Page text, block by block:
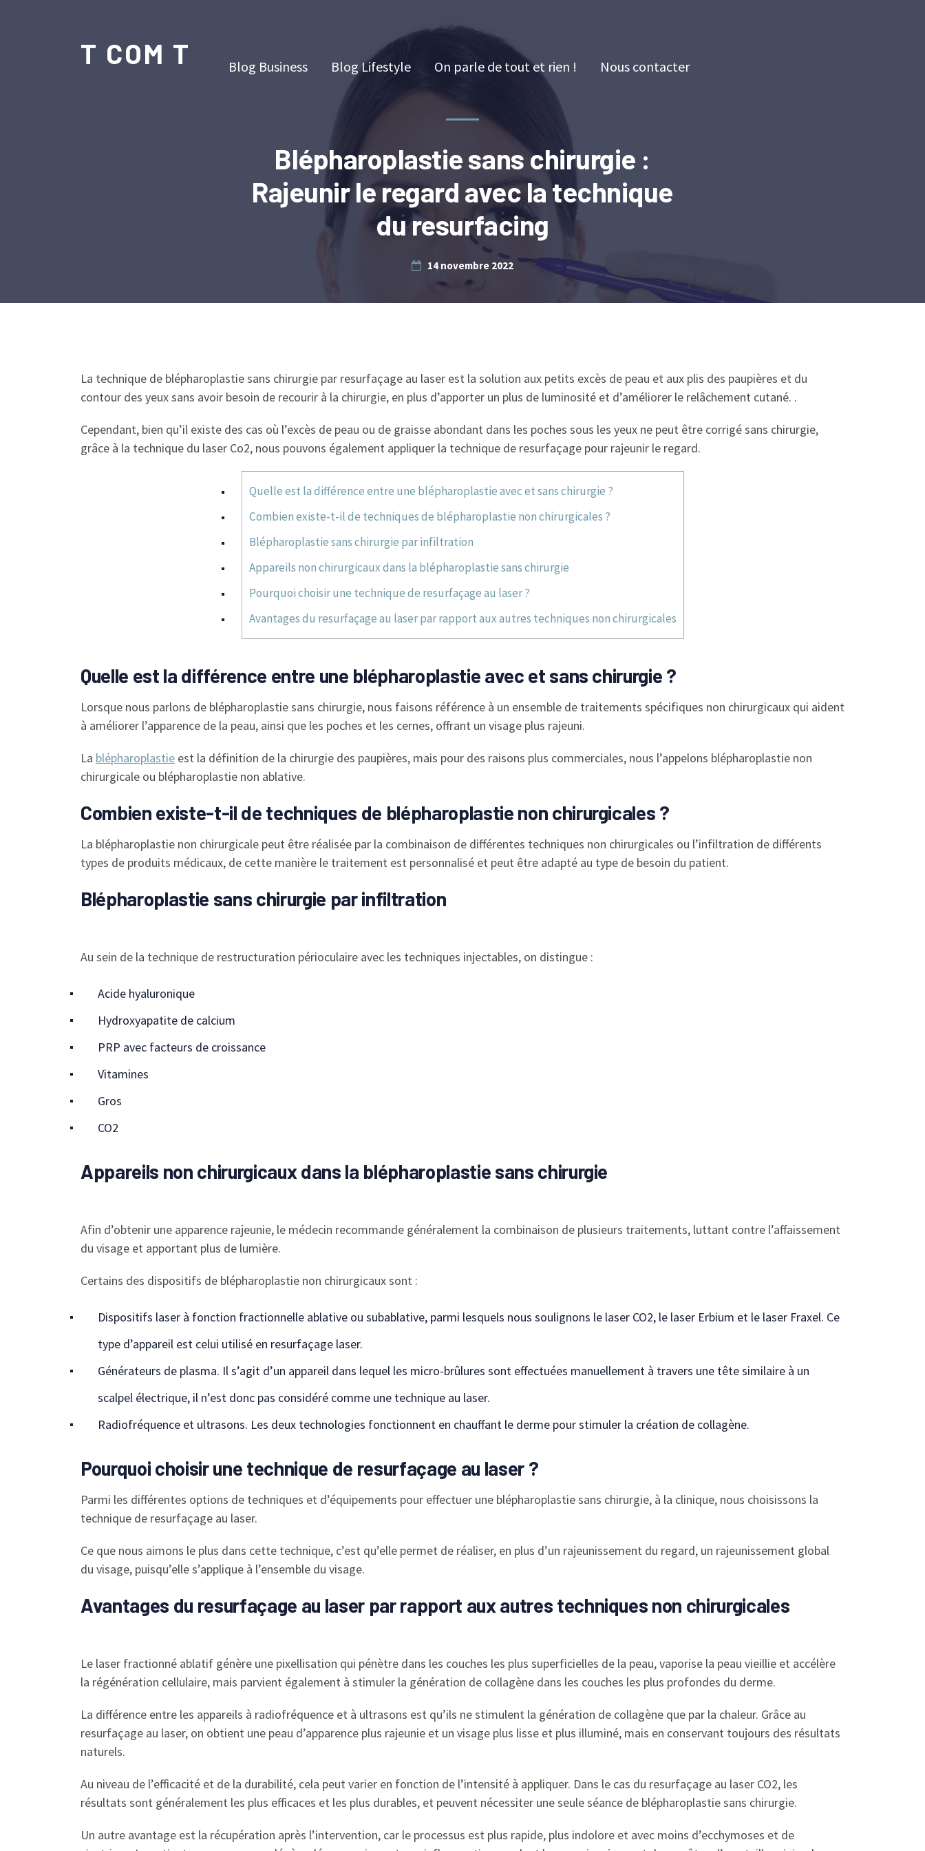
T COM T Blog Business Blog Lifestyle On parle de tout et rien ! Nous contacter
Blépharoplastie sans chirurgie :
Rajeunir le regard avec la technique
du resurfacing
14 novembre 2022
La technique de blépharoplastie sans chirurgie par resurfaçage au laser est la solution aux petits excès de peau et aux plis des paupières et du
contour des yeux sans avoir besoin de recourir à la chirurgie, en plus d’apporter un plus de luminosité et d’améliorer le relâchement cutané. .
Cependant, bien qu’il existe des cas où l’excès de peau ou de graisse abondant dans les poches sous les yeux ne peut être corrigé sans chirurgie,
grâce à la technique du laser Co2, nous pouvons également appliquer la technique de resurfaçage pour rajeunir le regard.
Quelle est la différence entre une blépharoplastie avec et sans chirurgie ?
Combien existe-t-il de techniques de blépharoplastie non chirurgicales ?
Blépharoplastie sans chirurgie par infiltration
Appareils non chirurgicaux dans la blépharoplastie sans chirurgie
Pourquoi choisir une technique de resurfaçage au laser ?
Avantages du resurfaçage au laser par rapport aux autres techniques non chirurgicales
Quelle est la différence entre une blépharoplastie avec et sans chirurgie ?
Lorsque nous parlons de blépharoplastie sans chirurgie, nous faisons référence à un ensemble de traitements spécifiques non chirurgicaux qui aident
à améliorer l’apparence de la peau, ainsi que les poches et les cernes, offrant un visage plus rajeuni.
La blépharoplastie est la définition de la chirurgie des paupières, mais pour des raisons plus commerciales, nous l’appelons blépharoplastie non
chirurgicale ou blépharoplastie non ablative.
Combien existe-t-il de techniques de blépharoplastie non chirurgicales ?
La blépharoplastie non chirurgicale peut être réalisée par la combinaison de différentes techniques non chirurgicales ou l’infiltration de différents
types de produits médicaux, de cette manière le traitement est personnalisé et peut être adapté au type de besoin du patient.
Blépharoplastie sans chirurgie par infiltration
Au sein de la technique de restructuration périoculaire avec les techniques injectables, on distingue :
Acide hyaluronique
Hydroxyapatite de calcium
PRP avec facteurs de croissance
Vitamines
Gros
CO2
Appareils non chirurgicaux dans la blépharoplastie sans chirurgie
Afin d’obtenir une apparence rajeunie, le médecin recommande généralement la combinaison de plusieurs traitements, luttant contre l’affaissement
du visage et apportant plus de lumière.
Certains des dispositifs de blépharoplastie non chirurgicaux sont :
Dispositifs laser à fonction fractionnelle ablative ou subablative, parmi lesquels nous soulignons le laser CO2, le laser Erbium et le laser Fraxel. Ce
type d’appareil est celui utilisé en resurfaçage laser.
Générateurs de plasma. Il s’agit d’un appareil dans lequel les micro-brûlures sont effectuées manuellement à travers une tête similaire à un
scalpel électrique, il n’est donc pas considéré comme une technique au laser.
Radiofréquence et ultrasons. Les deux technologies fonctionnent en chauffant le derme pour stimuler la création de collagène.
Pourquoi choisir une technique de resurfaçage au laser ?
Parmi les différentes options de techniques et d’équipements pour effectuer une blépharoplastie sans chirurgie, à la clinique, nous choisissons la
technique de resurfaçage au laser.
Ce que nous aimons le plus dans cette technique, c’est qu’elle permet de réaliser, en plus d’un rajeunissement du regard, un rajeunissement global
du visage, puisqu’elle s’applique à l’ensemble du visage.
Avantages du resurfaçage au laser par rapport aux autres techniques non chirurgicales
Le laser fractionné ablatif génère une pixellisation qui pénètre dans les couches les plus superficielles de la peau, vaporise la peau vieillie et accélère
la régénération cellulaire, mais parvient également à stimuler la génération de collagène dans les couches les plus profondes du derme.
La différence entre les appareils à radiofréquence et à ultrasons est qu’ils ne stimulent la génération de collagène que par la chaleur. Grâce au
resurfaçage au laser, on obtient une peau d’apparence plus rajeunie et un visage plus lisse et plus illuminé, mais en conservant toujours des résultats
naturels.
Au niveau de l’efficacité et de la durabilité, cela peut varier en fonction de l’intensité à appliquer. Dans le cas du resurfaçage au laser CO2, les
résultats sont généralement les plus efficaces et les plus durables, et peuvent nécessiter une seule séance de blépharoplastie sans chirurgie.
Un autre avantage est la récupération après l’intervention, car le processus est plus rapide, plus indolore et avec moins d’ecchymoses et de